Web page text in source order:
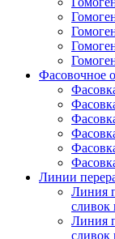
Фасовочное
Линии
Линия
сливок
Линия
сливок